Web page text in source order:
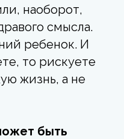
наоборот,
смысла.
ребенок. И
то рискуете
жизнь, а не
быть